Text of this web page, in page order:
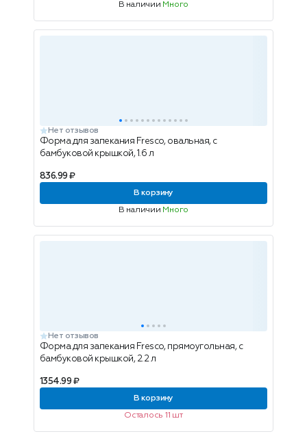
В наличии Много
Нет отзывов
Форма для запекания Fresco, овальная, с
бамбуковой крышкой, 1.6 л
836.99 ₽
В корзину
В наличии Много
Нет отзывов
Форма для запекания Fresco, прямоугольная, с
бамбуковой крышкой, 2.2 л
1354.99 ₽
В корзину
Осталось 11 шт